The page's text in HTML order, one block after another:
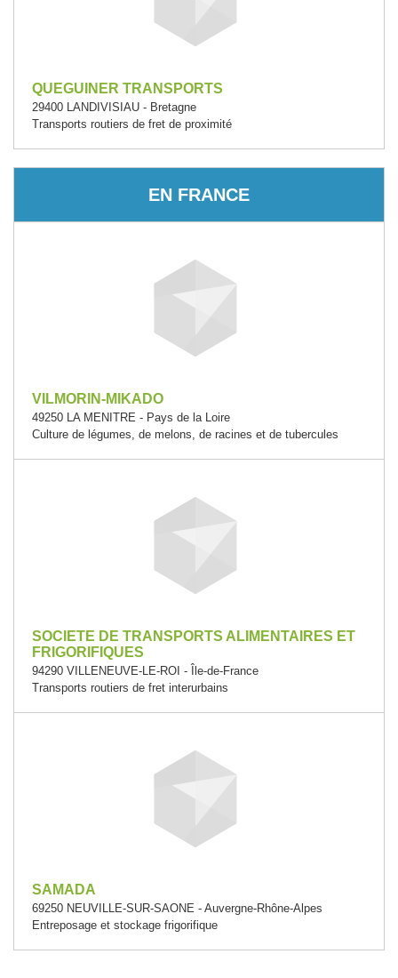
QUEGUINER TRANSPORTS
29400 LANDIVISIAU - Bretagne
Transports routiers de fret de proximité
EN FRANCE
VILMORIN-MIKADO
49250 LA MENITRE - Pays de la Loire
Culture de légumes, de melons, de racines et de tubercules
SOCIETE DE TRANSPORTS ALIMENTAIRES ET
FRIGORIFIQUES
94290 VILLENEUVE-LE-ROI - Île-de-France
Transports routiers de fret interurbains
SAMADA
69250 NEUVILLE-SUR-SAONE - Auvergne-Rhône-Alpes
Entreposage et stockage frigorifique